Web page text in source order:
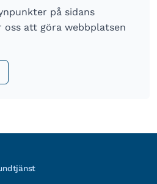
på sidans
oss att göra webbplatsen